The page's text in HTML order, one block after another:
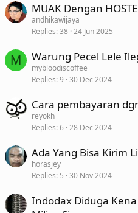
MUAK Dengan
andhikawijaya
Replies 38 24 Jun 2025
M Warung Pecel Lele
mybloodiscoffee
Replies 9 30 Dec 2024
Cara pembayaran
reyokh
Replies 6 28 Dec 2024
Ada Yang Bisa Kirim
horasjey
Replies 5 30 Nov 2024
Indodax Diduga